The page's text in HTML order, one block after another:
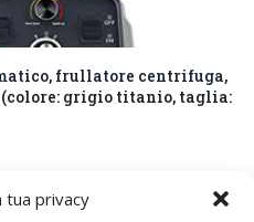
tua privacy
frullatore centrifuga,
grigio titanio, taglia: